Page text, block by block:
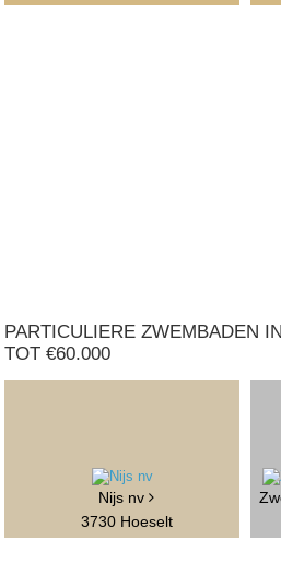
PARTICULIERE ZWEMBADEN
TOT €60.000
Nijs nv
3730 Hoeselt